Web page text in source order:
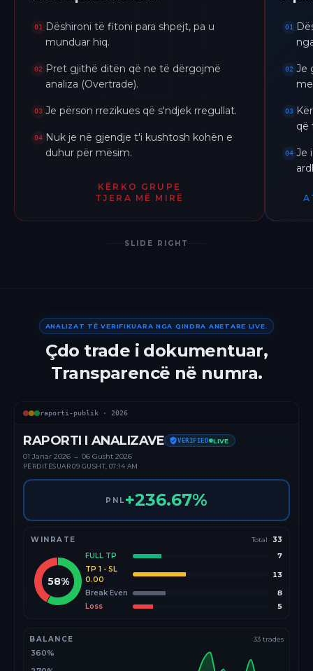
01
Dëshironi të fitoni para shpejt, pa u
munduar hiq.
02
Pret gjithë ditën që ne të dërgojmë
analiza (Overtrade).
03 Je përson rrezikues që s'ndjek rregullat.
04 Nuk je në gjendje t'i kushtosh kohën e
duhur për mësim.
KËRKO GRUPE
TJERA MË MIRË
01
02 Je
03
që
04 Je
SLIDE RIGHT
ANALIZAT TË VERIFIKUARA NGA QINDRA ANETARE LIVE.
Çdo trade i dokumentuar,
Transparencë në numra.
raporti-publik · 2026
RAPORTI I ANALIZAVE VERIFIED LIVE
01 Janar 2026 → 06 Gusht 2026
PËRDITËSUAR09 GUSHT, 07:14 AM
PNL +236.67%
WINRATE Total 33
58%
FULL TP
7
TP 1 - SL
0.00
13
Break Even
8
Loss
5
BALANCE 33 trades
360%